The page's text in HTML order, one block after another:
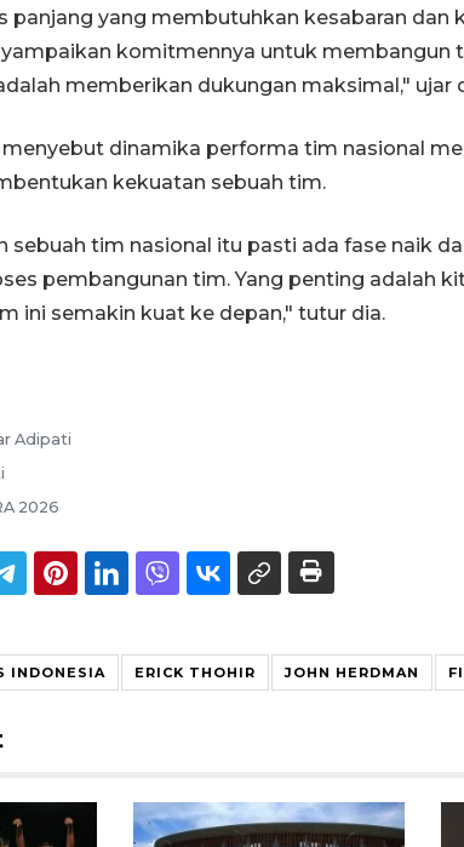
panjang yang membutuhkan kesabaran dan
komitmennya untuk membangun
memberikan dukungan maksimal," ujar
menyebut dinamika performa tim nasional
kekuatan sebuah tim.
sebuah tim nasional itu pasti ada fase naik
pembangunan tim. Yang penting adalah
ini semakin kuat ke depan," tutur dia.
Adipati
2026
INDONESIA ERICK THOHIR JOHN HERDMAN
Layanan